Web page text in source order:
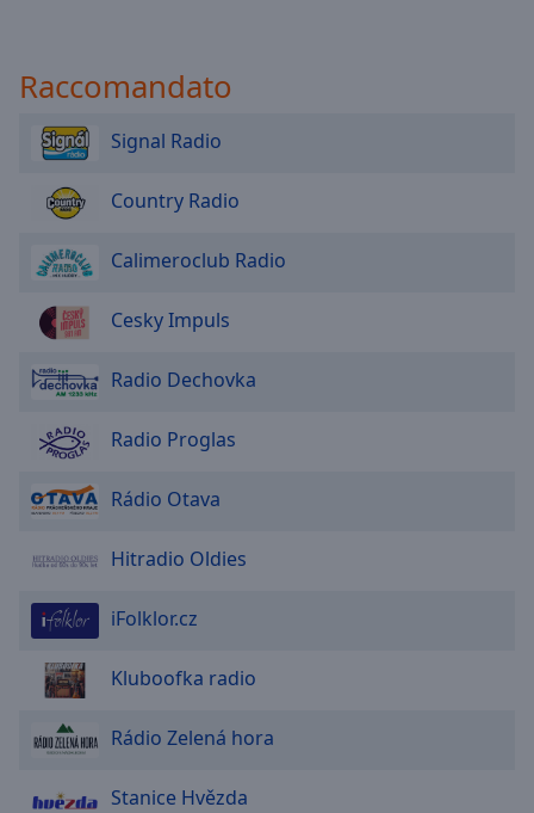
Raccomandato
Signal Radio
Country Radio
Calimeroclub Radio
Cesky Impuls
Radio Dechovka
Radio Proglas
Rádio Otava
Hitradio Oldies
iFolklor.cz
Kluboofka radio
Rádio Zelená hora
Stanice Hvězda